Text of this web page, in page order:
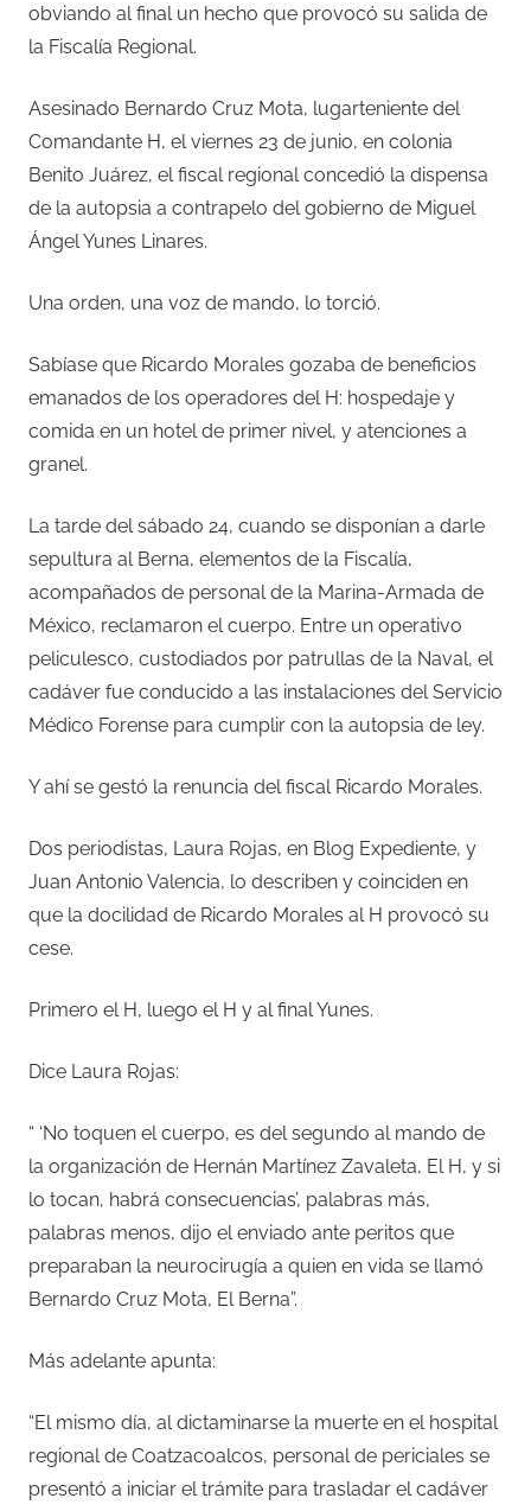
obviando al final un hecho que provocó su salida de
la Fiscalía Regional.
Asesinado Bernardo Cruz Mota, lugarteniente del
Comandante H, el viernes 23 de junio, en colonia
Benito Juárez, el fiscal regional concedió la dispensa
de la autopsia a contrapelo del gobierno de Miguel
Ángel Yunes Linares.
Una orden, una voz de mando, lo torció.
Sabíase que Ricardo Morales gozaba de beneficios
emanados de los operadores del H: hospedaje y
comida en un hotel de primer nivel, y atenciones a
granel.
La tarde del sábado 24, cuando se disponían a darle
sepultura al Berna, elementos de la Fiscalía,
acompañados de personal de la Marina-Armada de
México, reclamaron el cuerpo. Entre un operativo
peliculesco, custodiados por patrullas de la Naval, el
cadáver fue conducido a las instalaciones del Servicio
Médico Forense para cumplir con la autopsia de ley.
Y ahí se gestó la renuncia del fiscal Ricardo Morales.
Dos periodistas, Laura Rojas, en Blog Expediente, y
Juan Antonio Valencia, lo describen y coinciden en
que la docilidad de Ricardo Morales al H provocó su
cese.
Primero el H, luego el H y al final Yunes.
Dice Laura Rojas:
“ ‘No toquen el cuerpo, es del segundo al mando de
la organización de Hernán Martínez Zavaleta, El H, y si
lo tocan, habrá consecuencias’, palabras más,
palabras menos, dijo el enviado ante peritos que
preparaban la neurocirugía a quien en vida se llamó
Bernardo Cruz Mota, El Berna”.
Más adelante apunta:
“El mismo día, al dictaminarse la muerte en el hospital
regional de Coatzacoalcos, personal de periciales se
presentó a iniciar el trámite para trasladar el cadáver